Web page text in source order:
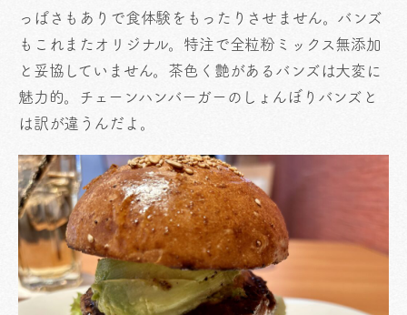
っぱさもありで食体験をもったりさせません。バンズ
もこれまたオリジナル。特注で全粒粉ミックス無添加
と妥協していません。茶色く艶があるバンズは大変に
魅力的。チェーンハンバーガーのしょんぼりバンズと
は訳が違うんだよ。